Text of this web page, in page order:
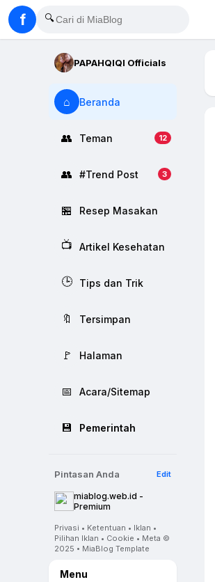
f 🔍
PAPAHQIQI Officials
⌂ Beranda
👥 Teman 12
👥 #Trend Post 3
🏪 Resep Masakan
📺 Artikel Kesehatan
🕒 Tips dan Trik
🔖 Tersimpan
🚩 Halaman
📅 Acara/Sitemap
💾 Pemerintah
Pintasan Anda Edit
miablog.web.id -
Premium
Privasi • Ketentuan • Iklan •
Pilihan Iklan • Cookie • Meta ©
2025 • MiaBlog Template
Menu